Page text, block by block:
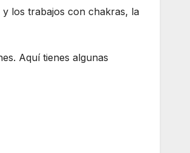
los trabajos con chakras, la
Aquí tienes algunas